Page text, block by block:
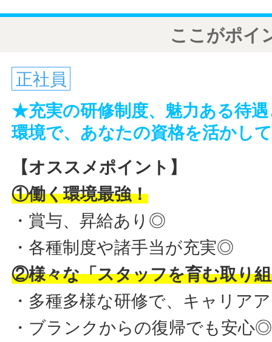
ここがポイ
正社員
★充実の研修制度、魅力ある待
環境で、あなたの資格を活かし
【オススメポイント】
①働く環境最強！
・賞与、昇給あり◎
・各種制度や諸手当が充実◎
②様々な「スタッフを育む取り
・多種多様な研修で、キャリア
・ブランクからの復帰でも安心◎